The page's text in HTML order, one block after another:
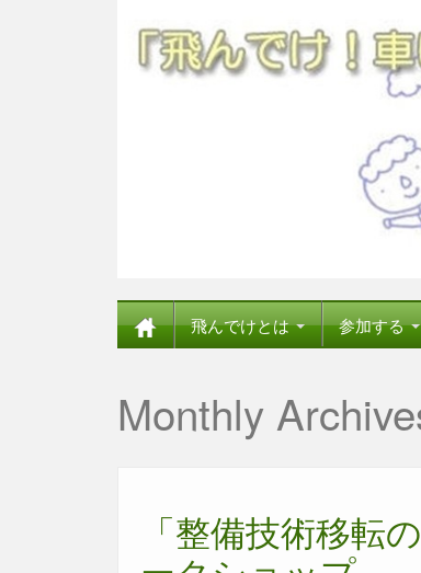
飛んでけとは 参加する
Monthly
「整備技術移